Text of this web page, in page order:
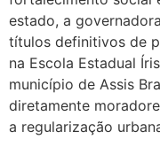
estado, a
títulos definitivos de
na Escola Estadual
município de Assis
diretamente
a regularização